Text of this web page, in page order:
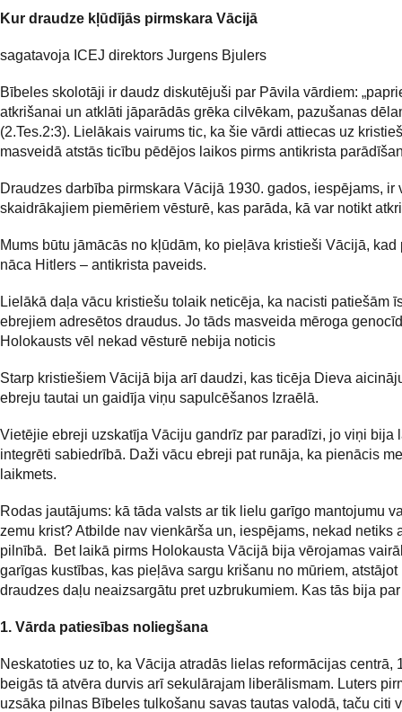
Kur draudze kļūdījās pirmskara Vācijā
sagatavoja ICEJ direktors Jurgens Bjulers
Bībeles skolotāji ir daudz diskutējuši par Pāvila vārdiem:
atkrišanai un atklāti jāparādās grēka cilvēkam, pazušanas
(2.Tes.2:3). Lielākais vairums tic, ka šie vārdi attiecas uz
masveidā atstās ticību pēdējos laikos pirms antikrista
Draudzes darbība pirmskara Vācijā 1930. gados, iespējams, ir
skaidrākajiem piemēriem vēsturē, kas parāda, kā var notikt
Mums būtu jāmācās no kļūdām, ko pieļāva kristieši Vācijā, kad
nāca Hitlers – antikrista paveids.
Lielākā daļa vācu kristiešu tolaik neticēja, ka nacisti patiešām
ebrejiem adresētos draudus. Jo tāds masveida mēroga
Holokausts vēl nekad vēsturē nebija noticis
Starp kristiešiem Vācijā bija arī daudzi, kas ticēja Dieva
ebreju tautai un gaidīja viņu sapulcēšanos Izraēlā.
Vietējie ebreji uzskatīja Vāciju gandrīz par paradīzi, jo viņi bija
integrēti sabiedrībā. Daži vācu ebreji pat runāja, ka pienācis
laikmets.
Rodas jautājums: kā tāda valsts ar tik lielu garīgo mantojumu
zemu krist? Atbilde nav vienkārša un, iespējams, nekad netiks
pilnībā. Bet laikā pirms Holokausta Vācijā bija vērojamas
garīgas kustības, kas pieļāva sargu krišanu no mūriem,
draudzes daļu neaizsargātu pret uzbrukumiem. Kas tās bija
1. Vārda patiesības noliegšana
Neskatoties uz to, ka Vācija atradās lielas reformācijas centrā,
beigās tā atvēra durvis arī sekulārajam liberālismam. Luters
uzsāka pilnas Bībeles tulkošanu savas tautas valodā, taču citi